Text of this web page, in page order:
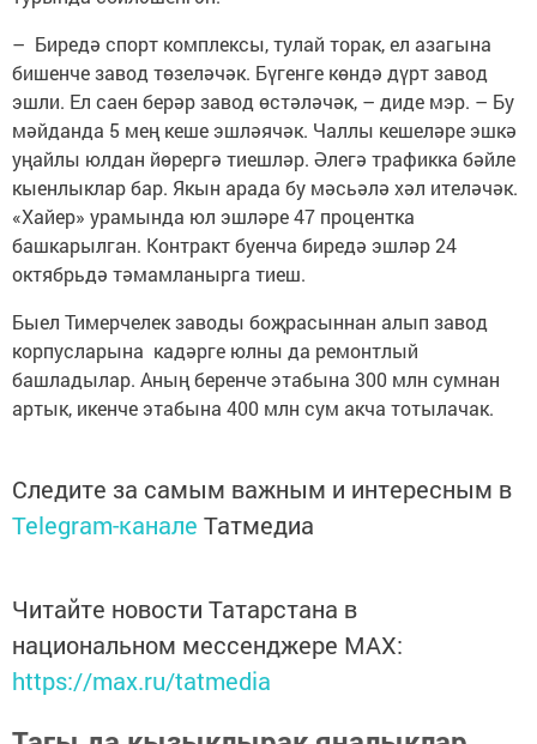
– Биредә спорт комплексы, тулай торак, ел азагына
бишенче завод төзеләчәк. Бүгенге көндә дүрт завод
эшли. Ел саен берәр завод өстәләчәк, – диде мэр. – Бу
мәйданда 5 мең кеше эшләячәк. Чаллы кешеләре эшкә
уңайлы юлдан йөрергә тиешләр. Әлегә трафикка бәйле
кыенлыклар бар. Якын арада бу мәсьәлә хәл ителәчәк.
«Хайер» урамында юл эшләре 47 процентка
башкарылган. Контракт буенча биредә эшләр 24
октябрьдә тәмамланырга тиеш.
Быел Тимерчелек заводы боҗрасыннан алып завод
корпусларына кадәрге юлны да ремонтлый
башладылар. Аның беренче этабына 300 млн сумнан
артык, икенче этабына 400 млн сум акча тотылачак.
Следите за самым важным и интересным в
Telegram-канале Татмедиа
Читайте новости Татарстана в
национальном мессенджере MАХ:
https://max.ru/tatmedia